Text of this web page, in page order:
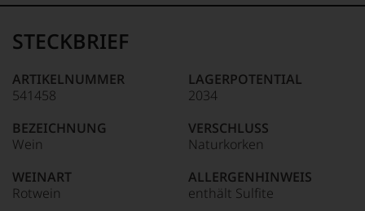
95–98 Punkte:
90–94 Punkte:
Name
Tesdorpf
für
»Fine
für
die
edlen
Weine
der
Welt,
STECKBRIEF
ARTIKELNUMMER
541458
BEZEICHNUNG
Wein
WEINART
Rotwein
LAGERPOTENTIAL
2034
VERSCHLUSS
Naturkorken
ALLERGENHINWEIS
enthält Sulfite